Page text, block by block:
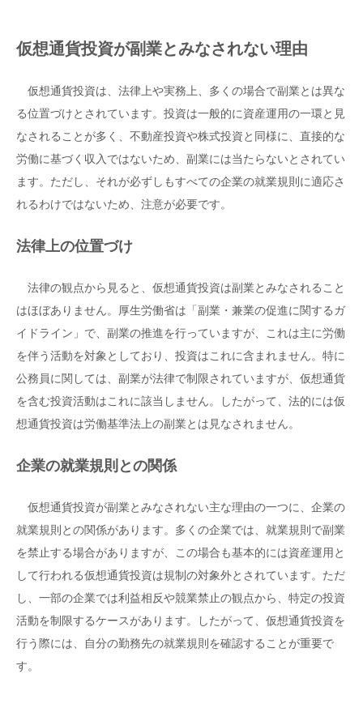
仮想通貨投資が副業とみなされない理由
仮想通貨投資は、法律上や実務上、多くの場合で副業とは異な
る位置づけとされています。投資は一般的に資産運用の一環と見
なされることが多く、不動産投資や株式投資と同様に、直接的な
労働に基づく収入ではないため、副業には当たらないとされてい
ます。ただし、それが必ずしもすべての企業の就業規則に適応さ
れるわけではないため、注意が必要です。
法律上の位置づけ
法律の観点から見ると、仮想通貨投資は副業とみなされること
はほぼありません。厚生労働省は「副業・兼業の促進に関するガ
イドライン」で、副業の推進を行っていますが、これは主に労働
を伴う活動を対象としており、投資はこれに含まれません。特に
公務員に関しては、副業が法律で制限されていますが、仮想通貨
を含む投資活動はこれに該当しません。したがって、法的には仮
想通貨投資は労働基準法上の副業とは見なされません。
企業の就業規則との関係
仮想通貨投資が副業とみなされない主な理由の一つに、企業の
就業規則との関係があります。多くの企業では、就業規則で副業
を禁止する場合がありますが、この場合も基本的には資産運用と
して行われる仮想通貨投資は規制の対象外とされています。ただ
し、一部の企業では利益相反や競業禁止の観点から、特定の投資
活動を制限するケースがあります。したがって、仮想通貨投資を
行う際には、自分の勤務先の就業規則を確認することが重要で
す。